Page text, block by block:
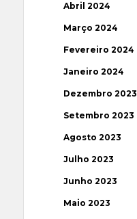
Abril 2024
Março 2024
Fevereiro 2024
Janeiro 2024
Dezembro 2023
Setembro 2023
Agosto 2023
Julho 2023
Junho 2023
Maio 2023